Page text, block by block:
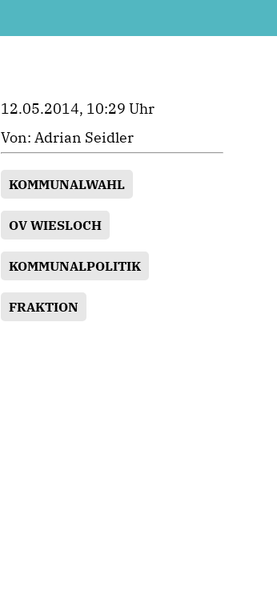
12.05.2014, 10:29 Uhr
Von: Adrian Seidler
KOMMUNALWAHL
OV WIESLOCH
KOMMUNALPOLITIK
FRAKTION